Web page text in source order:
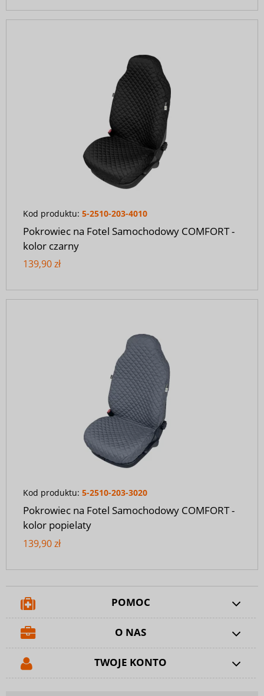
Kod produktu: 5-2510-203-4010
Pokrowiec na Fotel Samochodowy COMFORT -
kolor czarny
139,90 zł
Kod produktu: 5-2510-203-3020
Pokrowiec na Fotel Samochodowy COMFORT -
kolor popielaty
139,90 zł
POMOC
O NAS
TWOJE KONTO